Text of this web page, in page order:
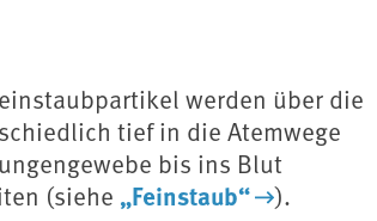
werden über die
tief in die Atemwege
bis ins Blut
(siehe „Feinstaub“
).